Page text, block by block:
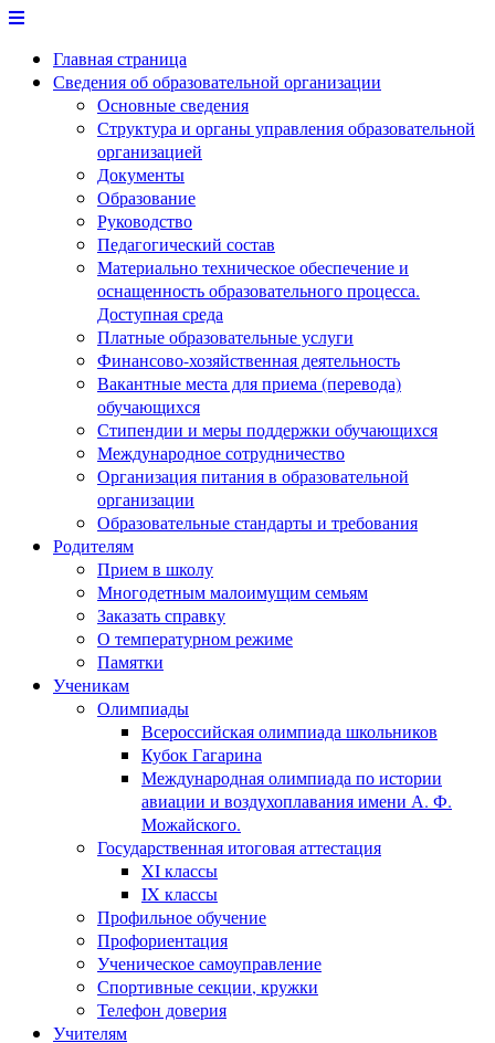
Перейти
содержимому
Главная страница
Сведения об образовательной организации
Основные сведения
Структура и органы управления образовательной
организацией
Документы
Образование
Руководство
Педагогический состав
Материально техническое обеспечение и
оснащенность образовательного процесса.
Доступная среда
Платные образовательные услуги
Финансово-хозяйственная деятельность
Вакантные места для приема (перевода)
обучающихся
Стипендии и меры поддержки обучающихся
Международное сотрудничество
Организация питания в образовательной
организации
Образовательные стандарты и требования
Родителям
Прием в школу
Многодетным малоимущим семьям
Заказать справку
О температурном режиме
Памятки
Ученикам
Олимпиады
Всероссийская олимпиада школьников
Кубок Гагарина
Международная олимпиада по истории
авиации и воздухоплавания имени А. Ф.
Можайского.
Государственная итоговая аттестация
XI классы
IX классы
Профильное обучение
Профориентация
Ученическое самоуправление
Спортивные секции, кружки
Телефон доверия
Учителям